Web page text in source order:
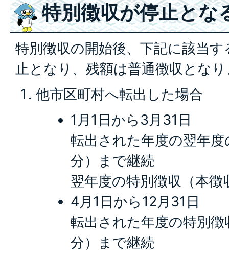
特別徴収が停止とな
特別徴収の開始後、下記に該当
止となり、残額は普通徴収とな
他市区町村へ転出した場合
1月1日から3月31日
転出された年度の翌年
分）まで継続
翌年度の特別徴収（本
4月1日から12月31日
転出された年度の特別
分）まで継続